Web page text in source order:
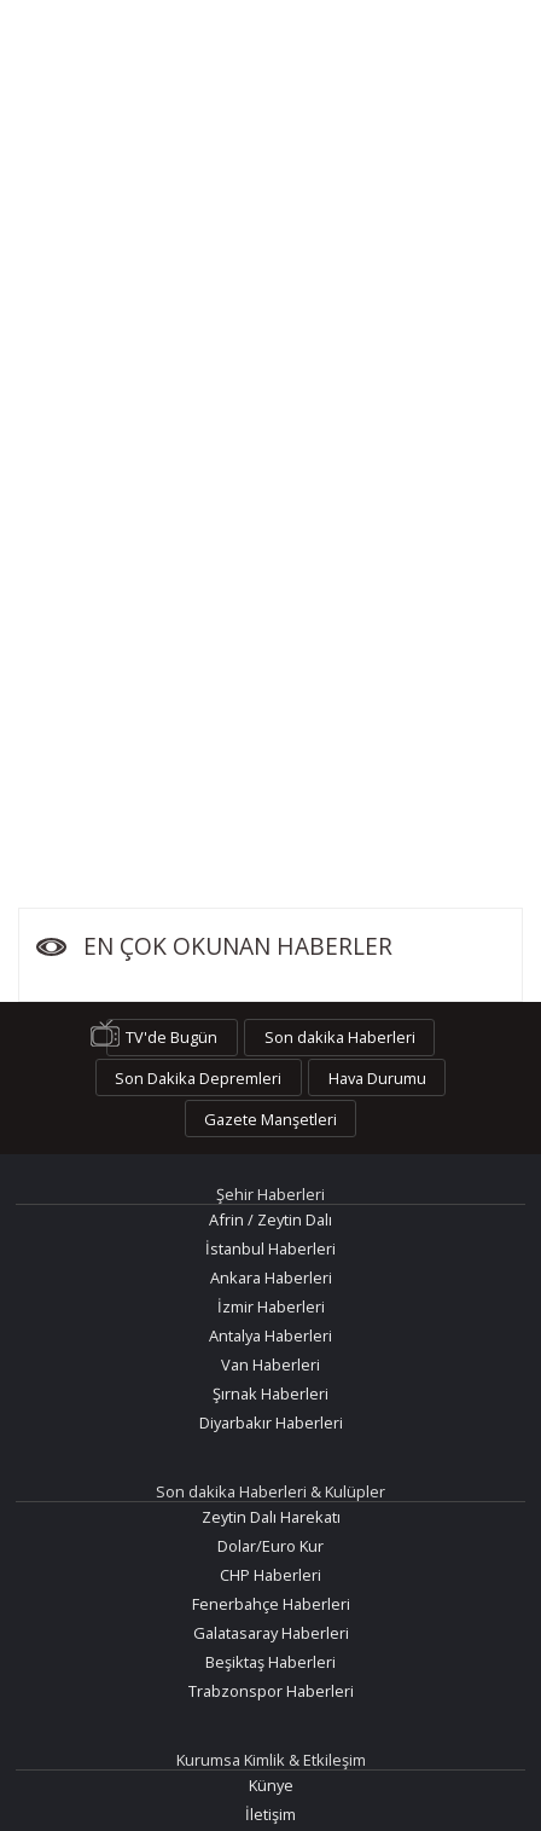
EN ÇOK OKUNAN HABERLER
TV'de Bugün
Son dakika Haberleri
Son Dakika Depremleri
Hava Durumu
Gazete Manşetleri
Şehir Haberleri
Afrin / Zeytin Dalı
İstanbul Haberleri
Ankara Haberleri
İzmir Haberleri
Antalya Haberleri
Van Haberleri
Şırnak Haberleri
Diyarbakır Haberleri
Son dakika Haberleri & Kulüpler
Zeytin Dalı Harekatı
Dolar/Euro Kur
CHP Haberleri
Fenerbahçe Haberleri
Galatasaray Haberleri
Beşiktaş Haberleri
Trabzonspor Haberleri
Kurumsa Kimlik & Etkileşim
Künye
İletişim